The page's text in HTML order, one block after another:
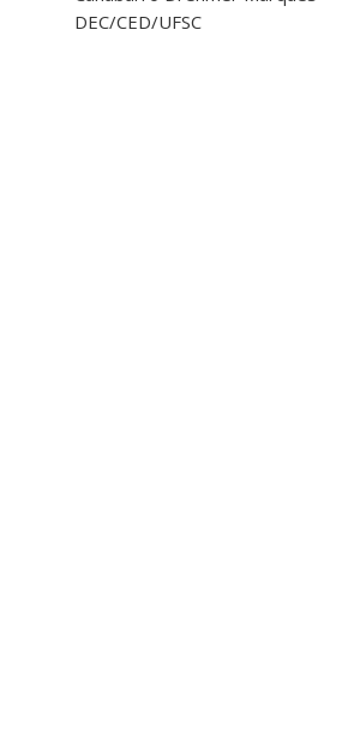
DEC/CED/UFSC